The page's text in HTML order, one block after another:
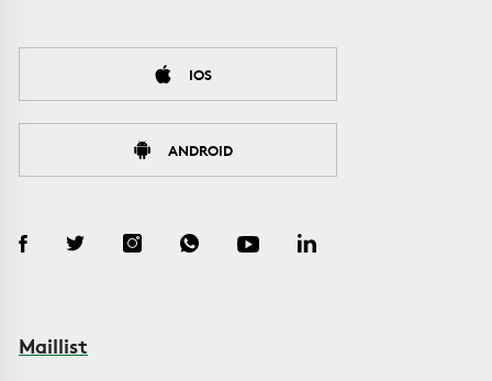
IOS
ANDROID
Maillist